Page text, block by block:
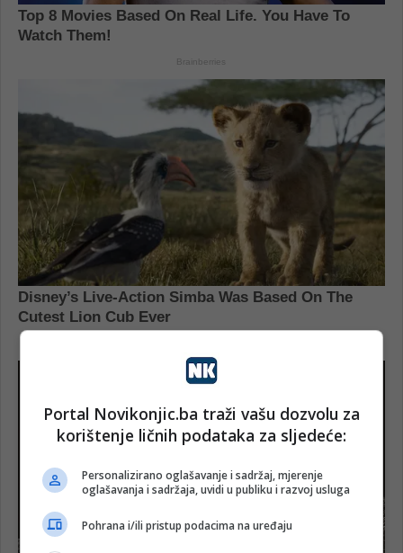
Portal Novikonjic.ba traži vašu dozvolu za
korištenje ličnih podataka za sljedeće:
Personalizirano oglašavanje i sadržaj, mjerenje
oglašavanja i sadržaja, uvidi u publiku i razvoj usluga
Pohrana i/ili pristup podacima na uređaju